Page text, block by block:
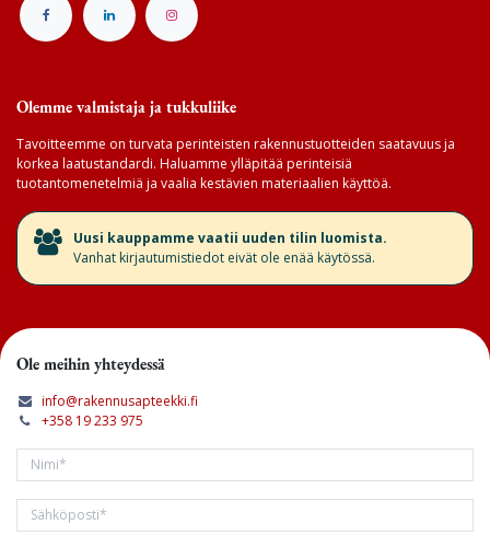
Olemme valmistaja ja tukkuliike
Tavoitteemme on turvata perinteisten rakennustuotteiden saatavuus ja
korkea laatustandardi. Haluamme ylläpitää perinteisiä
tuotantomenetelmiä ja vaalia kestävien materiaalien käyttöä.
​Uusi kauppamme vaatii uuden tilin luomista.
Vanhat kirjautumistiedot eivät ole enää käytössä.
Ole meihin yhteydessä
info@rakennusapteekki.fi
+358 19 233 975